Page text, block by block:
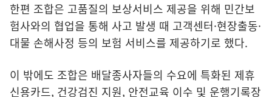
한편 조합은 고품질의 보상서비스 제공을 위해 민간보
험사와의 협업을 통해 사고 발생 때 고객센터·현장출동·
대물 손해사정 등의 보험 서비스를 제공하기로 했다.
이 밖에도 조합은 배달종사자들의 수요에 특화된 제휴
신용카드, 건강검진 지원, 안전교육 이수 및 운행기록장